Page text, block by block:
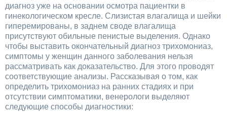
диагноз уже на основании осмотра пациентки в
гинекологическом кресле. Слизистая влагалища и шейки
гиперемированы, в заднем своде влагалища
присутствуют обильные пенистые выделения. Однако
чтобы выставить окончательный диагноз трихомониаз,
симптомы у женщин данного заболевания нельзя
рассматривать как доказательство. Для этого проводят
соответствующие анализы. Рассказывая о том, как
определить трихомониаз на ранних стадиях и при
отсутствии симптоматики, венерологи выделяют
следующие способы диагностики: